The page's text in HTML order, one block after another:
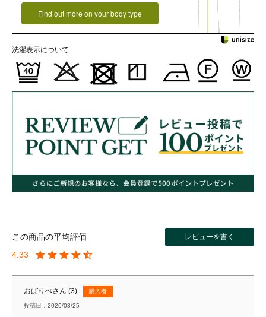
Find out more on your body type
洗濯表示について
4.33
おばりべ 3 購入者
投稿日 2026/03/25
レビューを書く